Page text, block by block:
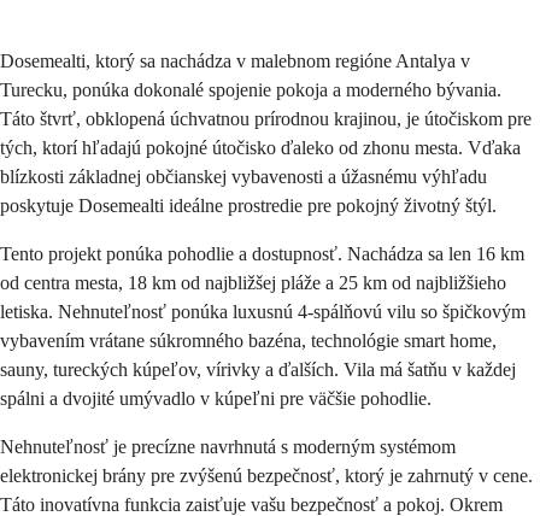
Dosemealti, ktorý sa nachádza v malebnom regióne Antalya v
Turecku, ponúka dokonalé spojenie pokoja a moderného bývania.
Táto štvrť, obklopená úchvatnou prírodnou krajinou, je útočiskom pre
tých, ktorí hľadajú pokojné útočisko ďaleko od zhonu mesta. Vďaka
blízkosti základnej občianskej vybavenosti a úžasnému výhľadu
poskytuje Dosemealti ideálne prostredie pre pokojný životný štýl.
Tento projekt ponúka pohodlie a dostupnosť. Nachádza sa len 16 km
od centra mesta, 18 km od najbližšej pláže a 25 km od najbližšieho
letiska. Nehnuteľnosť ponúka luxusnú 4-spálňovú vilu so špičkovým
vybavením vrátane súkromného bazéna, technológie smart home,
sauny, tureckých kúpeľov, vírivky a ďalších. Vila má šatňu v každej
spálni a dvojité umývadlo v kúpeľni pre väčšie pohodlie.
Nehnuteľnosť je precízne navrhnutá s moderným systémom
elektronickej brány pre zvýšenú bezpečnosť, ktorý je zahrnutý v cene.
Táto inovatívna funkcia zaisťuje vašu bezpečnosť a pokoj. Okrem